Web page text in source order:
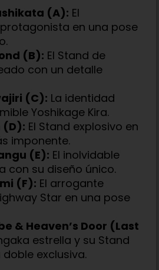
(A): El
en una pose
(B): El Stand de
con un detalle
(C): La identidad
Yoshikage Kira.
(D): El Stand explosivo en
imponente.
(E): El inolvidable
con su diseño único.
(F): El arrogante
Star en una pose
& Heaven’s Door (Last
estrella y su Stand
exclusiva.